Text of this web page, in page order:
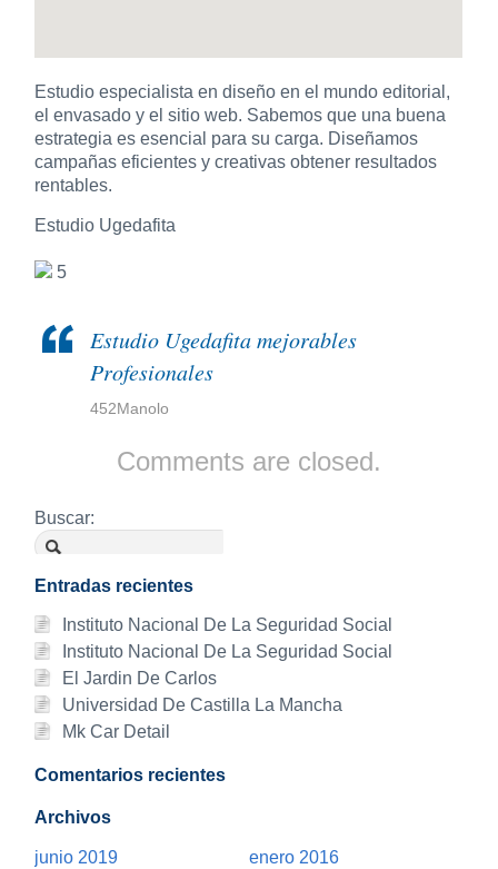
Estudio especialista en diseño en el mundo editorial,
el envasado y el sitio web. Sabemos que una buena
estrategia es esencial para su carga. Diseñamos
campañas eficientes y creativas obtener resultados
rentables.
Estudio Ugedafita
5
Estudio Ugedafita mejorables
Profesionales
452Manolo
Comments are closed.
Buscar:
Entradas recientes
Instituto Nacional De La Seguridad Social
Instituto Nacional De La Seguridad Social
El Jardin De Carlos
Universidad De Castilla La Mancha
Mk Car Detail
Comentarios recientes
Archivos
junio 2019
enero 2016